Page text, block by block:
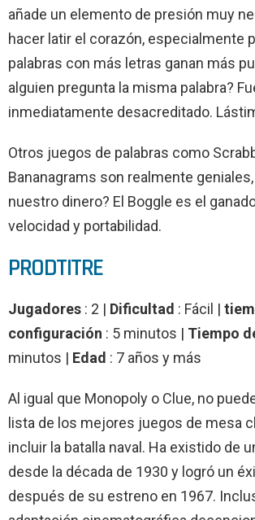
añade un elemento de presión muy
hacer latir el corazón, especialmente
palabras con más letras ganan más
alguien pregunta la misma palabra?
inmediatamente desacreditado.
Otros juegos de palabras como
Bananagrams son realmente
nuestro dinero? El Boggle es el
velocidad y portabilidad.
PRODTITRE
Jugadores : 2 | Dificultad : Fácil |
configuración : 5 minutos | Tiempo
minutos | Edad : 7 años y más
Al igual que Monopoly o Clue, no
lista de los mejores juegos de mesa
incluir la batalla naval. Ha existido de
desde la década de 1930 y logró un
después de su estreno en 1967.